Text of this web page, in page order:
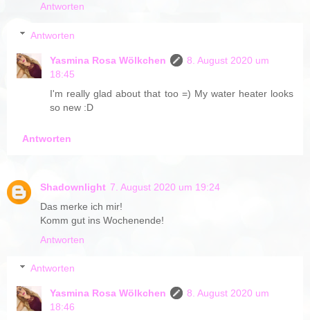
Antworten
Antworten
Yasmina Rosa Wölkchen
8. August 2020 um
18:45
I'm really glad about that too =) My water heater looks
so new :D
Antworten
Shadownlight 7. August 2020 um 19:24
Das merke ich mir!
Komm gut ins Wochenende!
Antworten
Antworten
Yasmina Rosa Wölkchen
8. August 2020 um
18:46